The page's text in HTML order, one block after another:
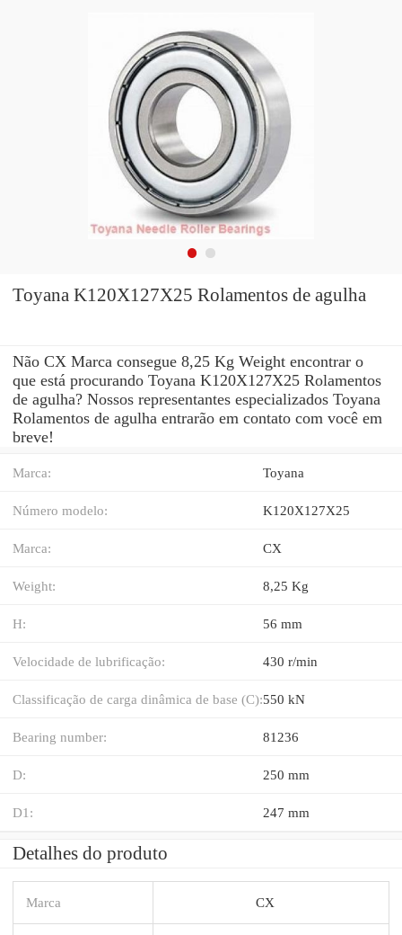
Toyana K120X127X25 Rolamentos de agulha
Não CX Marca consegue 8,25 Kg Weight encontrar o
que está procurando Toyana K120X127X25 Rolamentos
de agulha? Nossos representantes especializados Toyana
Rolamentos de agulha entrarão em contato com você em
breve!
Marca: Toyana
Número modelo: K120X127X25
Marca: CX
Weight: 8,25 Kg
H: 56 mm
Velocidade de lubrificação: 430 r/min
Classificação de carga dinâmica de base (C):550 kN
Bearing number: 81236
D: 250 mm
D1: 247 mm
Detalhes do produto
Marca CX